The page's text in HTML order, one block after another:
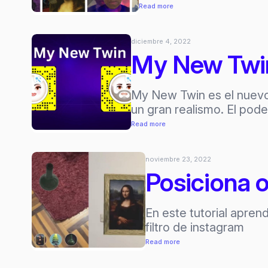
Read more:
portafolios,
y
premios
diciembre 4, 2022
My New
My New Twin es el
un gran realismo. El
Read more:
–
de
snapchat
noviembre 23, 2022
Posiciona
En este tutorial
filtro de instagram
Read more: